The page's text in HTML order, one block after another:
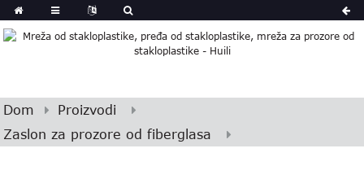
Dom
Proizvodi
Zaslon za prozore od fiberglasa